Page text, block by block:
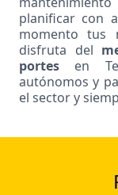
planificar con
momento tus
disfruta del
portes en
autónomos y
el sector y